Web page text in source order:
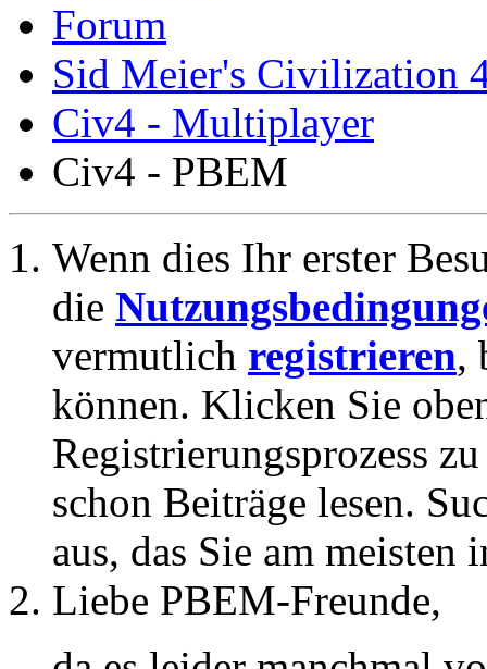
Forum
Sid Meier's Civilization
Civ4 - Multiplayer
Civ4 - PBEM
Wenn dies Ihr erster
die
vermutlich registrieren,
können. Klicken Sie
Registrierungsprozess
schon Beiträge lesen.
aus, das Sie am meisten
Liebe PBEM-Freunde,